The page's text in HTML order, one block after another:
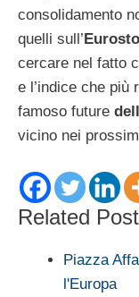
consolidamento
quelli sull’
cercare nel fatto
e l’indice che più
famoso future
vicino nei
Related
Piazza
l'Europa